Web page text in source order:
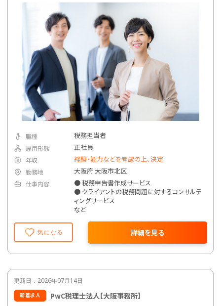
気になる 詳細を見る
職種 税務担当者
雇用形態 正社員
年収 経験・能力などを考慮の上、決定
勤務地 大阪府 大阪市北区
仕事内容
● 税務申告書作成サービス
● クライアントの税務問題に対するコンサルテ
ィングサービス
など
更新日：2026年07月14日
新着求人 PwC税理士法人【大阪事務所】